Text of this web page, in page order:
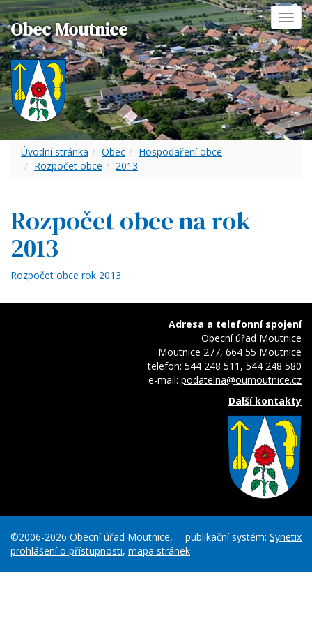
Obec Moutnice
Úvodní stránka Obec
Hospodaření obce
Rozpočet obce
2013
Rozpočet obce na rok
2013
Rozpočet obce rok 2013
Adresa a telefonní spojení
Obecní úřad Moutnice
Moutnice 277, 664 55 Moutnice
telefon: 544 248 511, 544 248 580
e-mail: podatelna@oumoutnice.cz
Další kontakty
publikační systém: Synetix
©2006-2026 Obecní úřad Moutnice,
prohlášení o přístupnosti, mapa stránek